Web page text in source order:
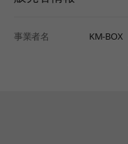
事業者名 KM-BOX